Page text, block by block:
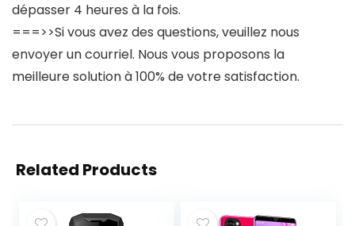
dépasser 4 heures à la fois.
===>>Si vous avez des questions, veuillez nous
envoyer un courriel. Nous vous proposons la
meilleure solution à 100% de votre satisfaction.
Related Products